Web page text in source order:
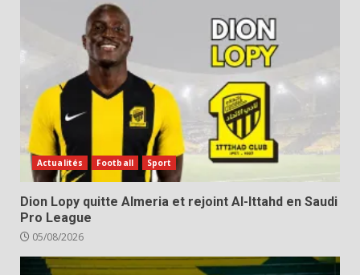
Actualités Football Sport
Dion Lopy quitte Almeria et rejoint Al-Ittahd en Saudi
Pro League
05/08/2026